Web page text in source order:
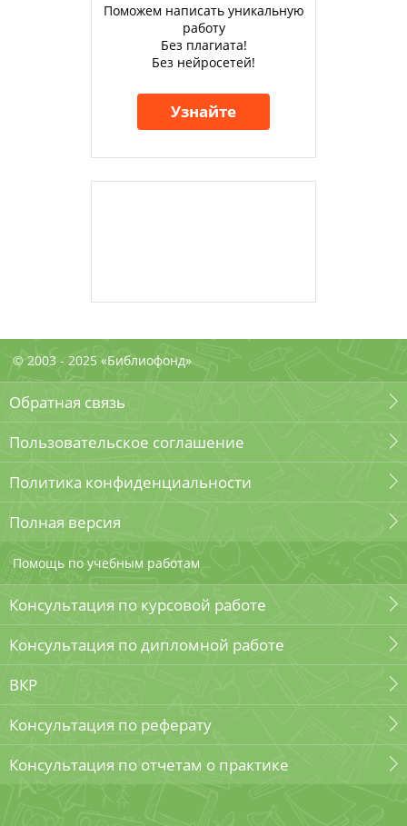
Поможем написать уникальную
работу
Без плагиата!
Без нейросетей!
Узнайте
© 2003 - 2025 «Библиофонд»
Обратная связь
Пользовательское соглашение
Политика конфиденциальности
Полная версия
Помощь по учебным работам
Консультация по курсовой работе
Консультация по дипломной работе
ВКР
Консультация по реферату
Консультация по отчетам о практике